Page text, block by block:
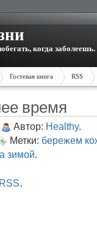
когда заболеешь.
Гостевая книга RSS
время
Автор: Healthy.
Метки: бережем
зимой.
.